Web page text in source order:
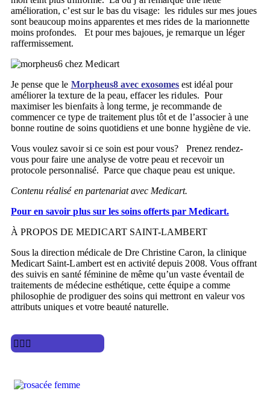
amélioration, c’est sur le bas du visage: les ridules sur mes joues
sont beaucoup moins apparentes et mes rides de la marionnette
moins profondes. Et pour mes bajoues, je remarque un léger
raffermissement.
Je pense que le Morpheus8 avec exosomes est idéal pour
améliorer la texture de la peau, effacer les ridules. Pour
maximiser les bienfaits à long terme, je recommande de
commencer ce type de traitement plus tôt et de l’associer à une
bonne routine de soins quotidiens et une bonne hygiène de vie.
Vous voulez savoir si ce soin est pour vous? Prenez rendez-
vous pour faire une analyse de votre peau et recevoir un
protocole personnalisé. Parce que chaque peau est unique.
Contenu réalisé en partenariat avec Medicart.
Pour en savoir plus sur les soins offerts par Medicart.
À PROPOS DE MEDICART SAINT-LAMBERT
Sous la direction médicale de Dre Christine Caron, la clinique
Medicart Saint-Lambert est en activité depuis 2008. Vous offrant
des suivis en santé féminine de même qu’un vaste éventail de
traitements de médecine esthétique, cette équipe a comme
philosophie de prodiguer des soins qui mettront en valeur vos
attributs uniques et votre beauté naturelle.